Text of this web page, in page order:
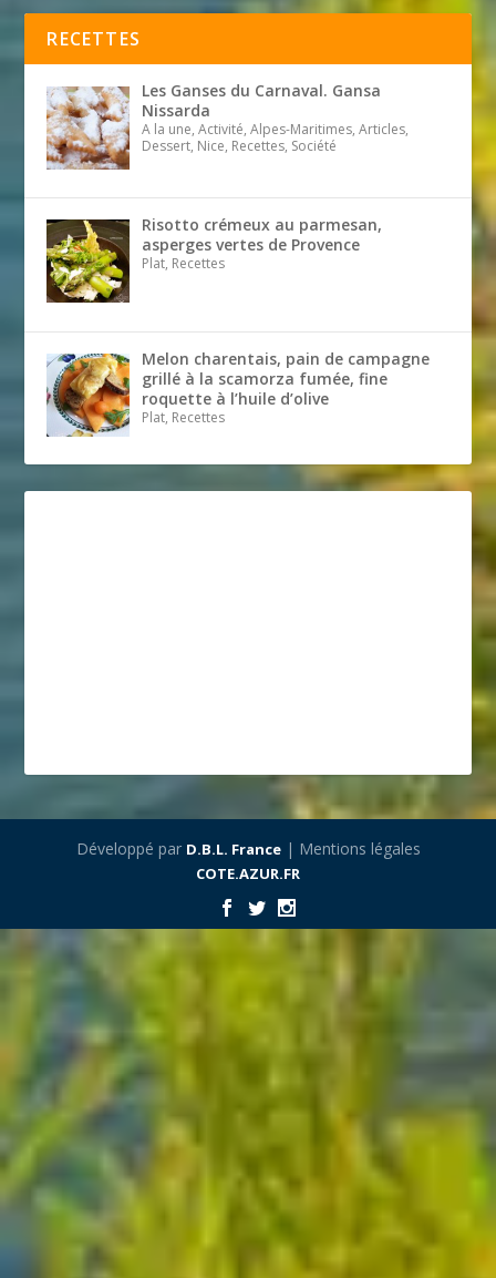
RECETTES
Les Ganses du Carnaval. Gansa
Nissarda
A la une, Activité, Alpes-Maritimes, Articles,
Dessert, Nice, Recettes, Société
Risotto crémeux au parmesan,
asperges vertes de Provence
Plat, Recettes
Melon charentais, pain de campagne
grillé à la scamorza fumée, fine
roquette à l’huile d’olive
Plat, Recettes
Développé par D.B.L. France| Mentions légales
COTE.AZUR.FR